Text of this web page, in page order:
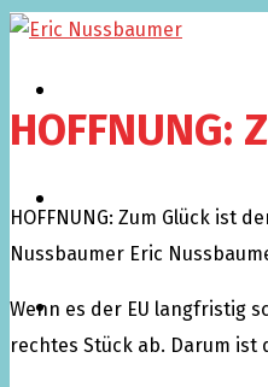
Über mich
HOFFNUNG: Zum Glück ist
Nussbaumer Eric
Wenn es der EU langfristig
rechtes Stück ab. Darum ist